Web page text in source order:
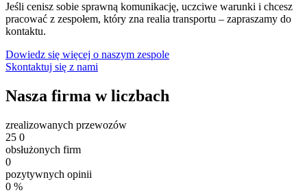
Jeśli cenisz sobie sprawną komunikację, uczciwe warunki i chcesz
pracować z zespołem, który zna realia transportu – zapraszamy do
kontaktu.
Dowiedz się więcej o naszym zespole
Skontaktuj się z nami
Nasza firma w liczbach
zrealizowanych przewozów
25 0
obsłużonych firm
0
pozytywnych opinii
0 %